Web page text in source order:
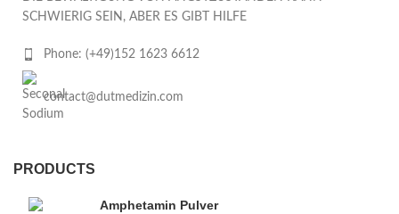
SCHWIERIG SEIN, ABER ES GIBT HILFE
Phone: (+49)152 1623 6612
contact@dutmedizin.com
PRODUCTS
Amphetamin Pulver